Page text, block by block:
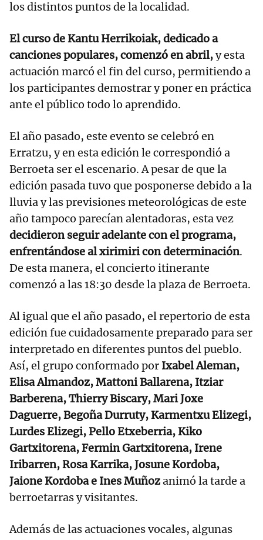
los distintos puntos de la localidad.
El curso de Kantu Herrikoiak, dedicado a
canciones populares, comenzó en abril,y esta
actuación marcó el fin del curso, permitiendo a
los participantes demostrar y poner en práctica
ante el público todo lo aprendido.
El año pasado, este evento se celebró en
Erratzu, y en esta edición le correspondió a
Berroeta ser el escenario. A pesar de que la
edición pasada tuvo que posponerse debido a la
lluvia y las previsiones meteorológicas de este
año tampoco parecían alentadoras, esta vez
decidieron seguir adelante con el programa,
enfrentándose al xirimiri con determinación.
De esta manera, el concierto itinerante
comenzó a las 18:30 desde la plaza de Berroeta.
Al igual que el año pasado, el repertorio de esta
edición fue cuidadosamente preparado para ser
interpretado en diferentes puntos del pueblo.
Así, el grupo conformado por Ixabel Aleman,
Elisa Almandoz, Mattoni Ballarena, Itziar
Barberena, Thierry Biscary, Mari Joxe
Daguerre, Begoña Durruty, Karmentxu Elizegi,
Lurdes Elizegi, Pello Etxeberria, Kiko
Gartxitorena, Fermin Gartxitorena, Irene
Iribarren, Rosa Karrika, Josune Kordoba,
Jaione Kordoba e Ines Muñozanimó la tarde a
berroetarras y visitantes.
Además de las actuaciones vocales, algunas